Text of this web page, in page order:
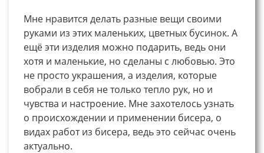
Мне нравится делать разные вещи своими
руками из этих маленьких, цветных бусинок. А
ещё эти изделия можно подарить, ведь они
хотя и маленькие, но сделаны с любовью. Это
не просто украшения, а изделия, которые
вобрали в себя не только тепло рук, но и
чувства и настроение. Мне захотелось узнать
о происхождении и применении бисера, о
видах работ из бисера, ведь это сейчас очень
актуально.